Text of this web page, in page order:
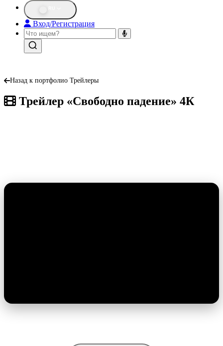
Вход/Регистрация
Назад к портфолио Трейлеры
Трейлер «Свободно падение» 4К